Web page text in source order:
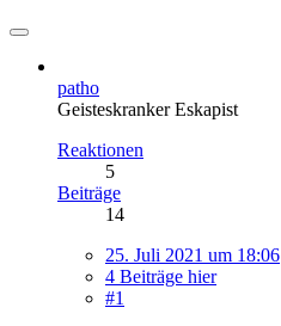
patho
Geisteskranker Eskapist
Reaktionen
5
Beiträge
14
25. Juli 2021 um 18:06
4 Beiträge hier
#1